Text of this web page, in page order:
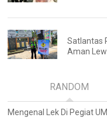
Satlantas
Aman
RANDOM
Mengenal Lek Di Pegiat